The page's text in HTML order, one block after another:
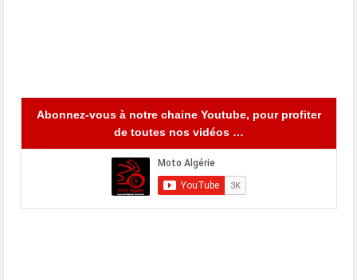
Abonnez-vous à notre chaine Youtube, pour profiter
de toutes nos vidéos …